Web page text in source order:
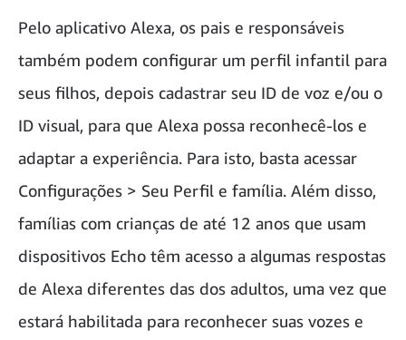
Pelo aplicativo Alexa, os pais e responsáveis
também podem configurar um perfil infantil para
seus filhos, depois cadastrar seu ID de voz e/ou o
ID visual, para que Alexa possa reconhecê-los e
adaptar a experiência. Para isto, basta acessar
Configurações > Seu Perfil e família. Além disso,
famílias com crianças de até 12 anos que usam
dispositivos Echo têm acesso a algumas respostas
de Alexa diferentes das dos adultos, uma vez que
estará habilitada para reconhecer suas vozes e